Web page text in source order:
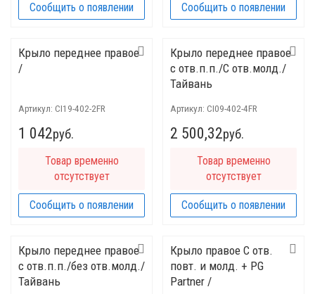
Сообщить о появлении Сообщить о появлении
Крыло переднее правое
/
Артикул: CI19-402-2FR
1 042руб.
Товар временно
отсутствует
Сообщить о появлении
Крыло переднее правое
c отв.п.п./C отв.молд./
Тайвань
Артикул: CI09-402-4FR
2 500,32руб.
Товар временно
отсутствует
Сообщить о появлении
Крыло переднее правое
c отв.п.п./без отв.молд./
Тайвань
Крыло правое C отв.
повт. и молд. + PG
Partner /